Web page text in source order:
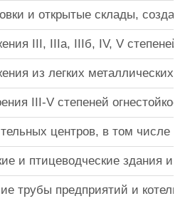
и открытые склады,
III, IIIa, IIIб, IV, V
из легких металлических
III-V степеней
центров, в том числе
и птицеводческие здания и
трубы предприятий и